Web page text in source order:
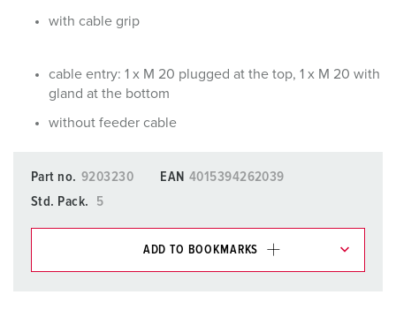
with cable grip
cable entry: 1 x M 20 plugged at the top, 1 x M 20 with
gland at the bottom
without feeder cable
Part no. 9203230 EAN 4015394262039
Std. Pack.
5
ADD TO BOOKMARKS